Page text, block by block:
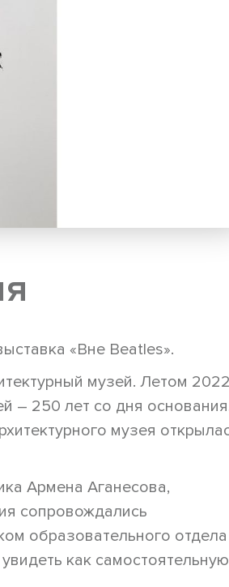
«Вне Beatles».
музей. Летом 2022
– 250 лет со дня
музея
Армена Аганесова,
сопровождались
образовательного отдела
как самостоятельную